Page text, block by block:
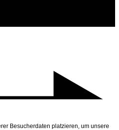
Besucherdaten platzieren, um unsere